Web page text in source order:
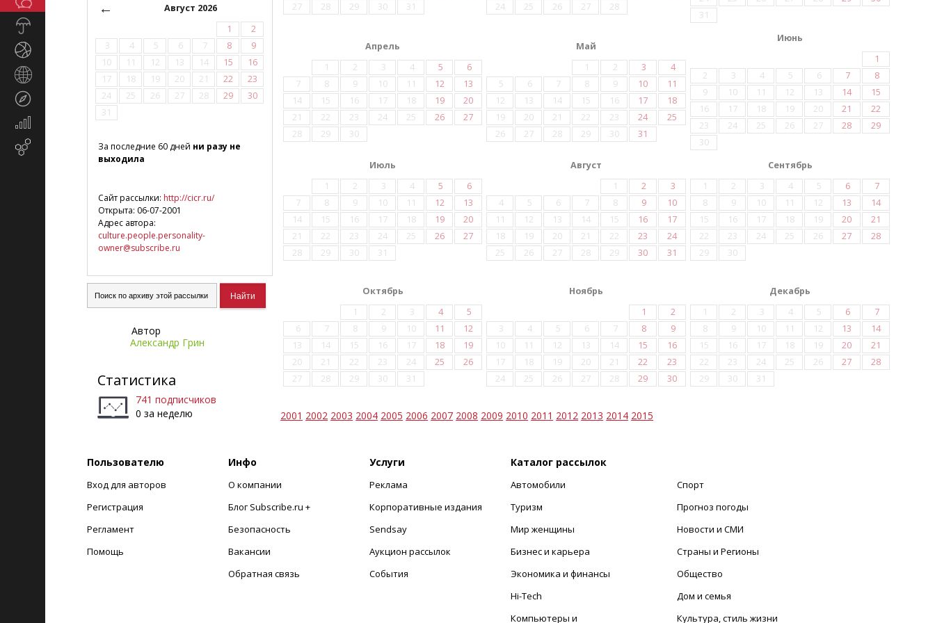
Экономика
маркетинг
←
Август 2026
1
2
3
4 5 6 7 8
9
10
11 12 13 14 15
16
17
18 19 20 21 22
23
24
25 26 27 28 29
30
31
За последние 60 дней ни разу не
выходила
Сайт рассылки: http://cicr.ru/
Открыта: 06-07-2001
Адрес автора:
culture.people.personality-
owner@subscribe.ru
Автор
Александр Грин
Статистика
741 подписчиков
0 за неделю
27
28 29 30 31
24
25 26 27 28
31
Апрель
1
2 3 4 5
6
7
8 9 10 11 12
13
14
15 16 17 18 19
20
21
22 23 24 25 26
27
28
29 30
Май
1
2 3
4
5
6 7 8 9 10
11
12
13 14 15 16 17
18
19
20 21 22 23 24
25
26
27 28 29 30 31
Июнь
1
2
3 4 5 6 7
8
9
10 11 12 13 14
15
16
17 18 19 20 21
22
23
24 25 26 27 28
29
30
Июль
1
2 3 4 5
6
7
8 9 10 11 12
13
14
15 16 17 18 19
20
21
22 23 24 25 26
27
28
29 30 31
Август
1
2
3
4
5 6 7 8 9
10
11
12 13 14 15 16
17
18
19 20 21 22 23
24
25
26 27 28 29 30 31
Сентябрь
1
2 3 4 5 6
7
8
9 10 11 12 13
14
15
16 17 18 19 20
21
22
23 24 25 26 27
28
29
30
Октябрь
1
2 3 4
5
6
7 8 9 10 11
12
13
14 15 16 17 18
19
20
21 22 23 24 25
26
27
28 29 30 31
Ноябрь
1
2
3
4 5 6 7 8
9
10
11 12 13 14 15
16
17
18 19 20 21 22
23
24
25 26 27 28 29 30
Декабрь
1
2 3 4 5 6
7
8
9 10 11 12 13
14
15
16 17 18 19 20
21
22
23 24 25 26 27
28
29
30 31
2001 2002 2003 2004 2005 2006 2007 2008 2009 2010 2011 2012 2013 2014 2015
Пользователю
Вход для авторов
Регистрация
Регламент
Помощь
Инфо
О компании
Блог Subscribe.ru +
Безопасность
Вакансии
Обратная связь
Услуги
Реклама
Корпоративные издания
Sendsay
Аукцион рассылок
События
Каталог рассылок
Автомобили
Туризм
Мир женщины
Бизнес и карьера
Экономика и финансы
Hi-Tech
Компьютеры и
Спорт
Прогноз погоды
Новости и СМИ
Страны и Регионы
Общество
Дом и семья
Культура, стиль жизни